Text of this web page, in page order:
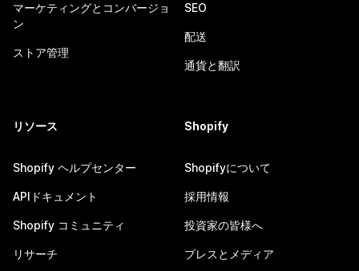
マーケティングとコンバージョ
ン
ストア管理
SEO
配送
通貨と翻訳
リソース
Shopify ヘルプセンター
APIドキュメント
Shopify コミュニティ
リサーチ
Shopify
Shopifyについて
採用情報
投資家の皆様へ
プレスとメディア